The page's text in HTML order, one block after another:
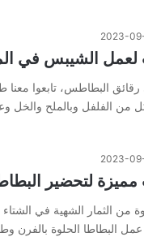
2023-
الشيبس في
البطاطس، تابعوا
من الفلفل وبالملح والخل
2023-
لتحضير
من الثمار الشهية في
عمل البطاطا الحلوة بالفرن